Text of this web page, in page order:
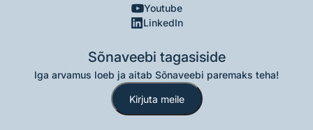
Youtube
LinkedIn
Sõnaveebi tagasiside
Iga arvamus loeb ja aitab Sõnaveebi paremaks teha!
Kirjuta meile